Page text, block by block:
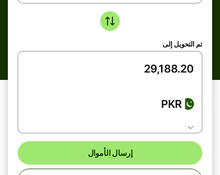
تم التحويل إلى
PKR
إرسال الأموال